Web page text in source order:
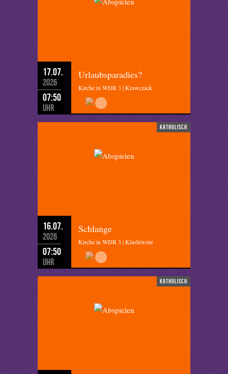
17.07.
2026
07:50
Uhr
Urlaubsparadies?
Kirche in WDR 3 | Krawczack
katholisch
16.07.
2026
07:50
Uhr
Schlange
Kirche in WDR 3 | Klashörster
katholisch